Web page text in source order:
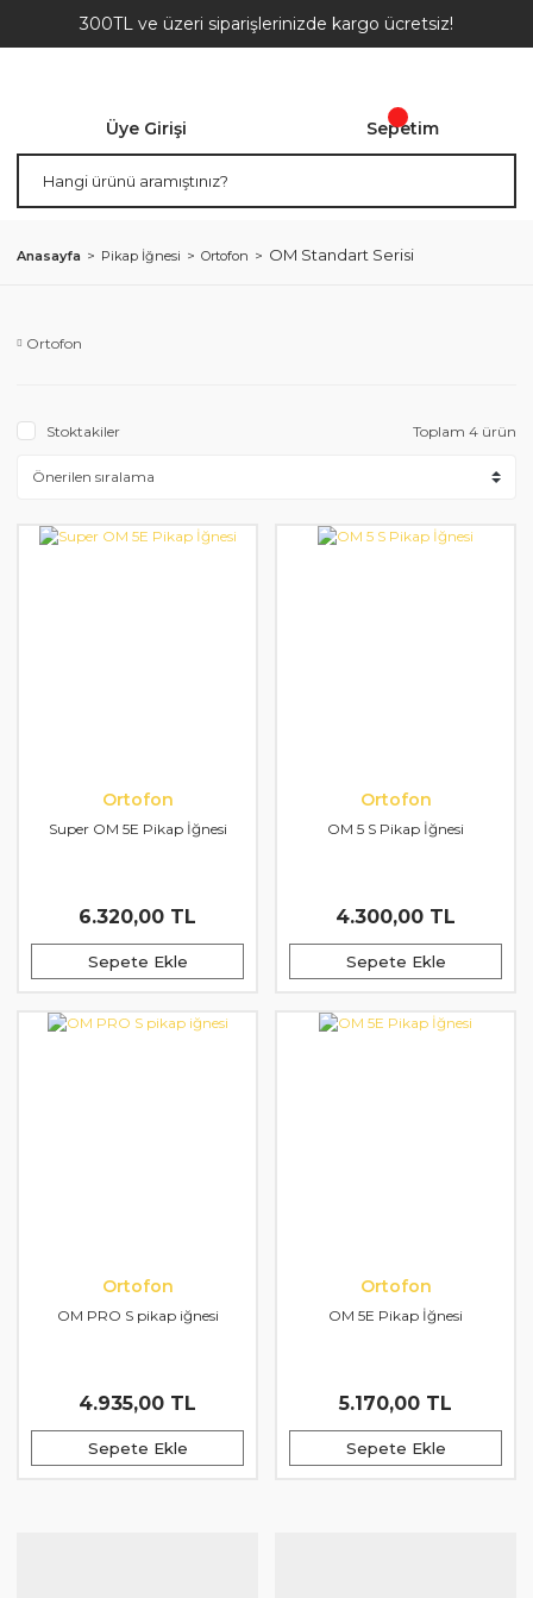
300TL ve üzeri siparişlerinizde kargo ücretsiz!
Üye Girişi Sepetim
Anasayfa Pikap İğnesi Ortofon OM Standart Serisi
Ortofon
Stoktakiler Toplam 4 ürün
Ortofon
Super OM 5E Pikap İğnesi
6.320,00 TL
Sepete Ekle
Ortofon
OM 5 S Pikap İğnesi
4.300,00 TL
Sepete Ekle
Ortofon
OM PRO S pikap iğnesi
4.935,00 TL
Sepete Ekle
Ortofon
OM 5E Pikap İğnesi
5.170,00 TL
Sepete Ekle